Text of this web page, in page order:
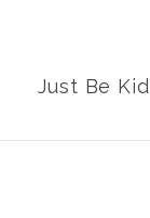
contentJust Be